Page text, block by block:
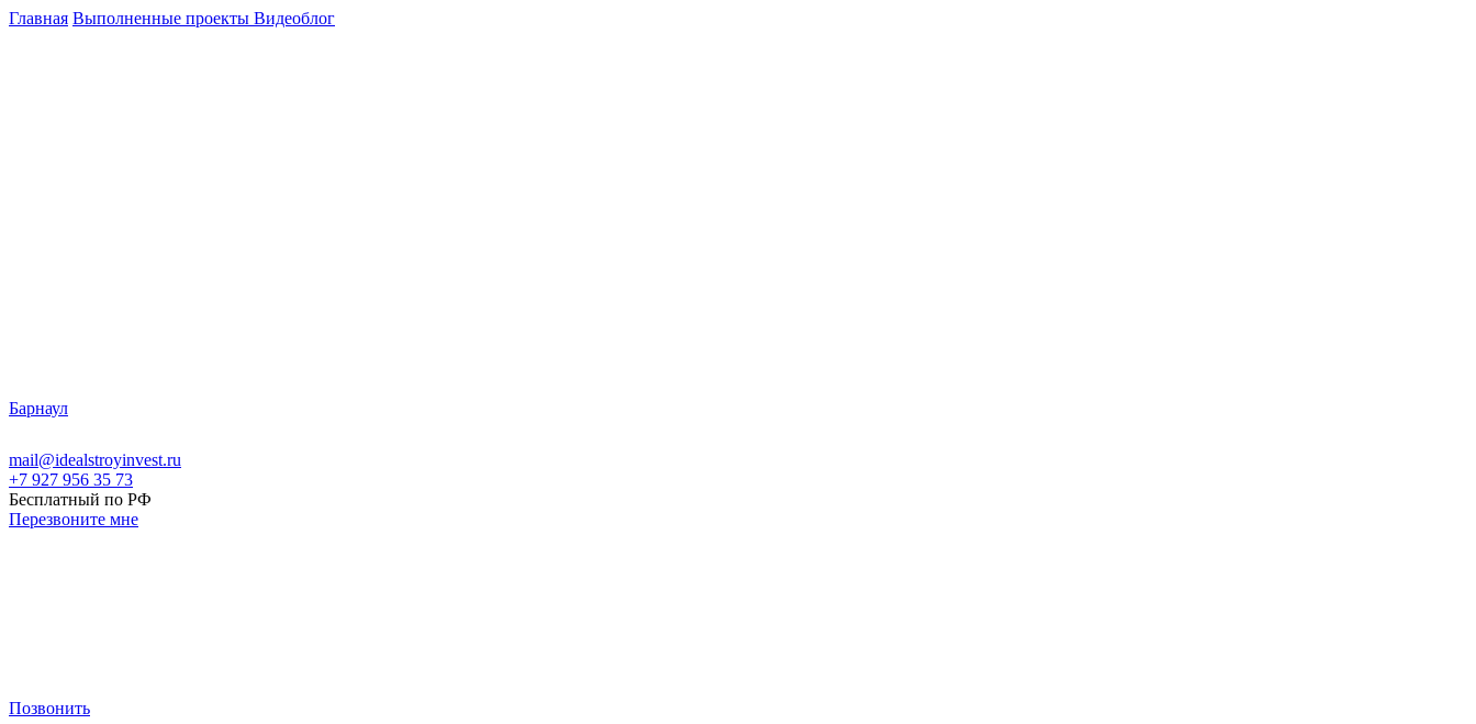
Главная Выполненные проекты Видеоблог
Барнаул
mail@idealstroyinvest.ru
+7 927 956 35 73
Бесплатный по РФ
Перезвоните мне
Позвонить